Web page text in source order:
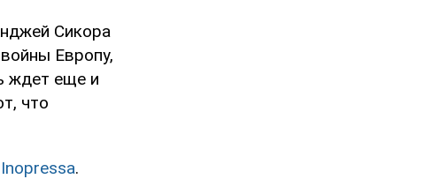
Сикора
Европу,
ждет еще и
что
Inopressa.